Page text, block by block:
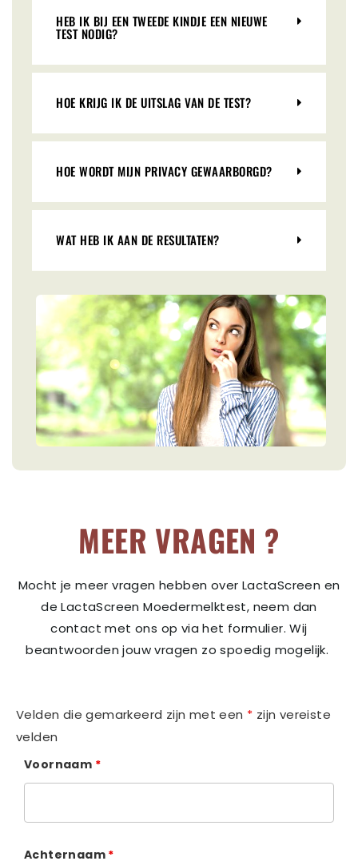
HEB IK BIJ EEN TWEEDE KINDJE EEN NIEUWE
TEST NODIG?
HOE KRIJG IK DE UITSLAG VAN DE TEST?
HOE WORDT MIJN PRIVACY GEWAARBORGD?
WAT HEB IK AAN DE RESULTATEN?
MEER VRAGEN ?
Mocht je meer vragen hebben over LactaScreen en
de LactaScreen Moedermelktest, neem dan
contact met ons op via het formulier. Wij
beantwoorden jouw vragen zo spoedig mogelijk.
Velden die gemarkeerd zijn met een * zijn vereiste
velden
Voornaam *
Achternaam *